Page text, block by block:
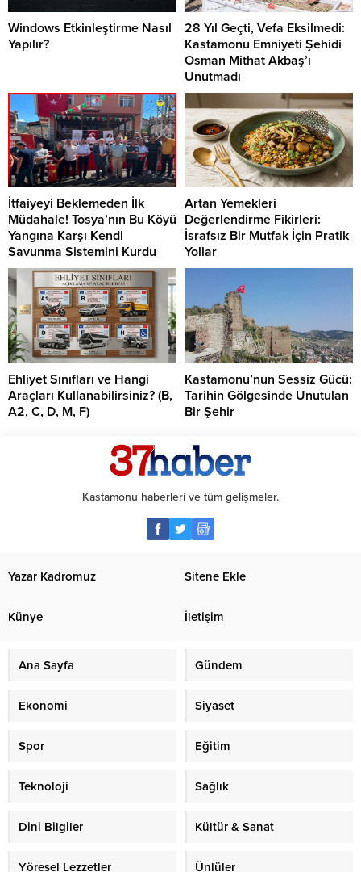
Windows Etkinleştirme Nasıl
Yapılır?
28 Yıl Geçti, Vefa Eksilmedi:
Kastamonu Emniyeti Şehidi
Osman Mithat Akbaş’ı
Unutmadı
İtfaiyeyi Beklemeden İlk
Müdahale! Tosya’nın Bu Köyü
Yangına Karşı Kendi
Savunma Sistemini Kurdu
Artan Yemekleri
Değerlendirme Fikirleri:
İsrafsız Bir Mutfak İçin Pratik
Yollar
Ehliyet Sınıfları ve Hangi
Araçları Kullanabilirsiniz? (B,
A2, C, D, M, F)
Kastamonu’nun Sessiz Gücü:
Tarihin Gölgesinde Unutulan
Bir Şehir
Kastamonu haberleri ve tüm gelişmeler.
Yazar Kadromuz Sitene Ekle
Künye İletişim
Ana Sayfa Gündem
Ekonomi Siyaset
Spor Eğitim
Teknoloji Sağlık
Dini Bilgiler Kültür & Sanat
Yöresel Lezzetler Ünlüler